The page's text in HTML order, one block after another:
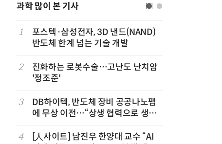
과학 많이 본 기사
1
포스텍·삼성전자, 3D 낸드(NAND)
반도체 한계 넘는 기술 개발
2
진화하는 로봇수술…고난도 난치암
'정조준'
3
DB하이텍, 반도체 장비 공공나노팹
에 무상 이전…“상생 협력으로 생태
4
[人사이트] 남진우 한양대 교수 “AI